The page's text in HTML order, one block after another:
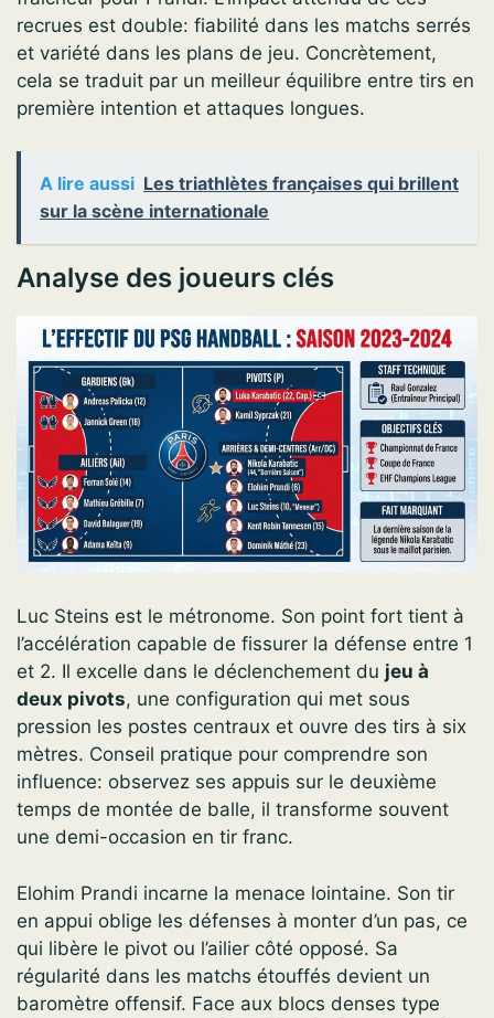
recrues est double: fiabilité dans les matchs serrés
et variété dans les plans de jeu. Concrètement,
cela se traduit par un meilleur équilibre entre tirs en
première intention et attaques longues.
A lire aussi Les triathlètes françaises qui brillent
sur la scène internationale
Analyse des joueurs clés
Luc Steins est le métronome. Son point fort tient à
l’accélération capable de fissurer la défense entre 1
et 2. Il excelle dans le déclenchement du jeu à
deux pivots, une configuration qui met sous
pression les postes centraux et ouvre des tirs à six
mètres. Conseil pratique pour comprendre son
influence: observez ses appuis sur le deuxième
temps de montée de balle, il transforme souvent
une demi-occasion en tir franc.
Elohim Prandi incarne la menace lointaine. Son tir
en appui oblige les défenses à monter d’un pas, ce
qui libère le pivot ou l’ailier côté opposé. Sa
régularité dans les matchs étouffés devient un
baromètre offensif. Face aux blocs denses type